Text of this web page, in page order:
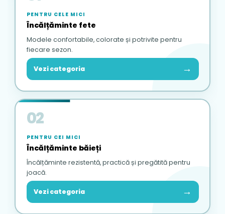
PENTRU CELE MICI
Încălțăminte fete
Modele confortabile, colorate și potrivite pentru
fiecare sezon.
Vezi categoria →
02
PENTRU CEI MICI
Încălțăminte băieți
Încălțăminte rezistentă, practică și pregătită pentru
joacă.
Vezi categoria →